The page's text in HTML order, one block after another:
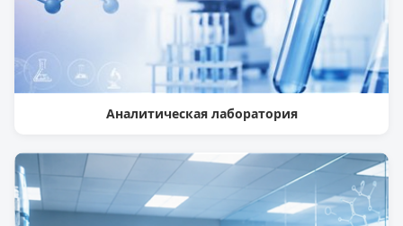
Аналитическая лаборатория